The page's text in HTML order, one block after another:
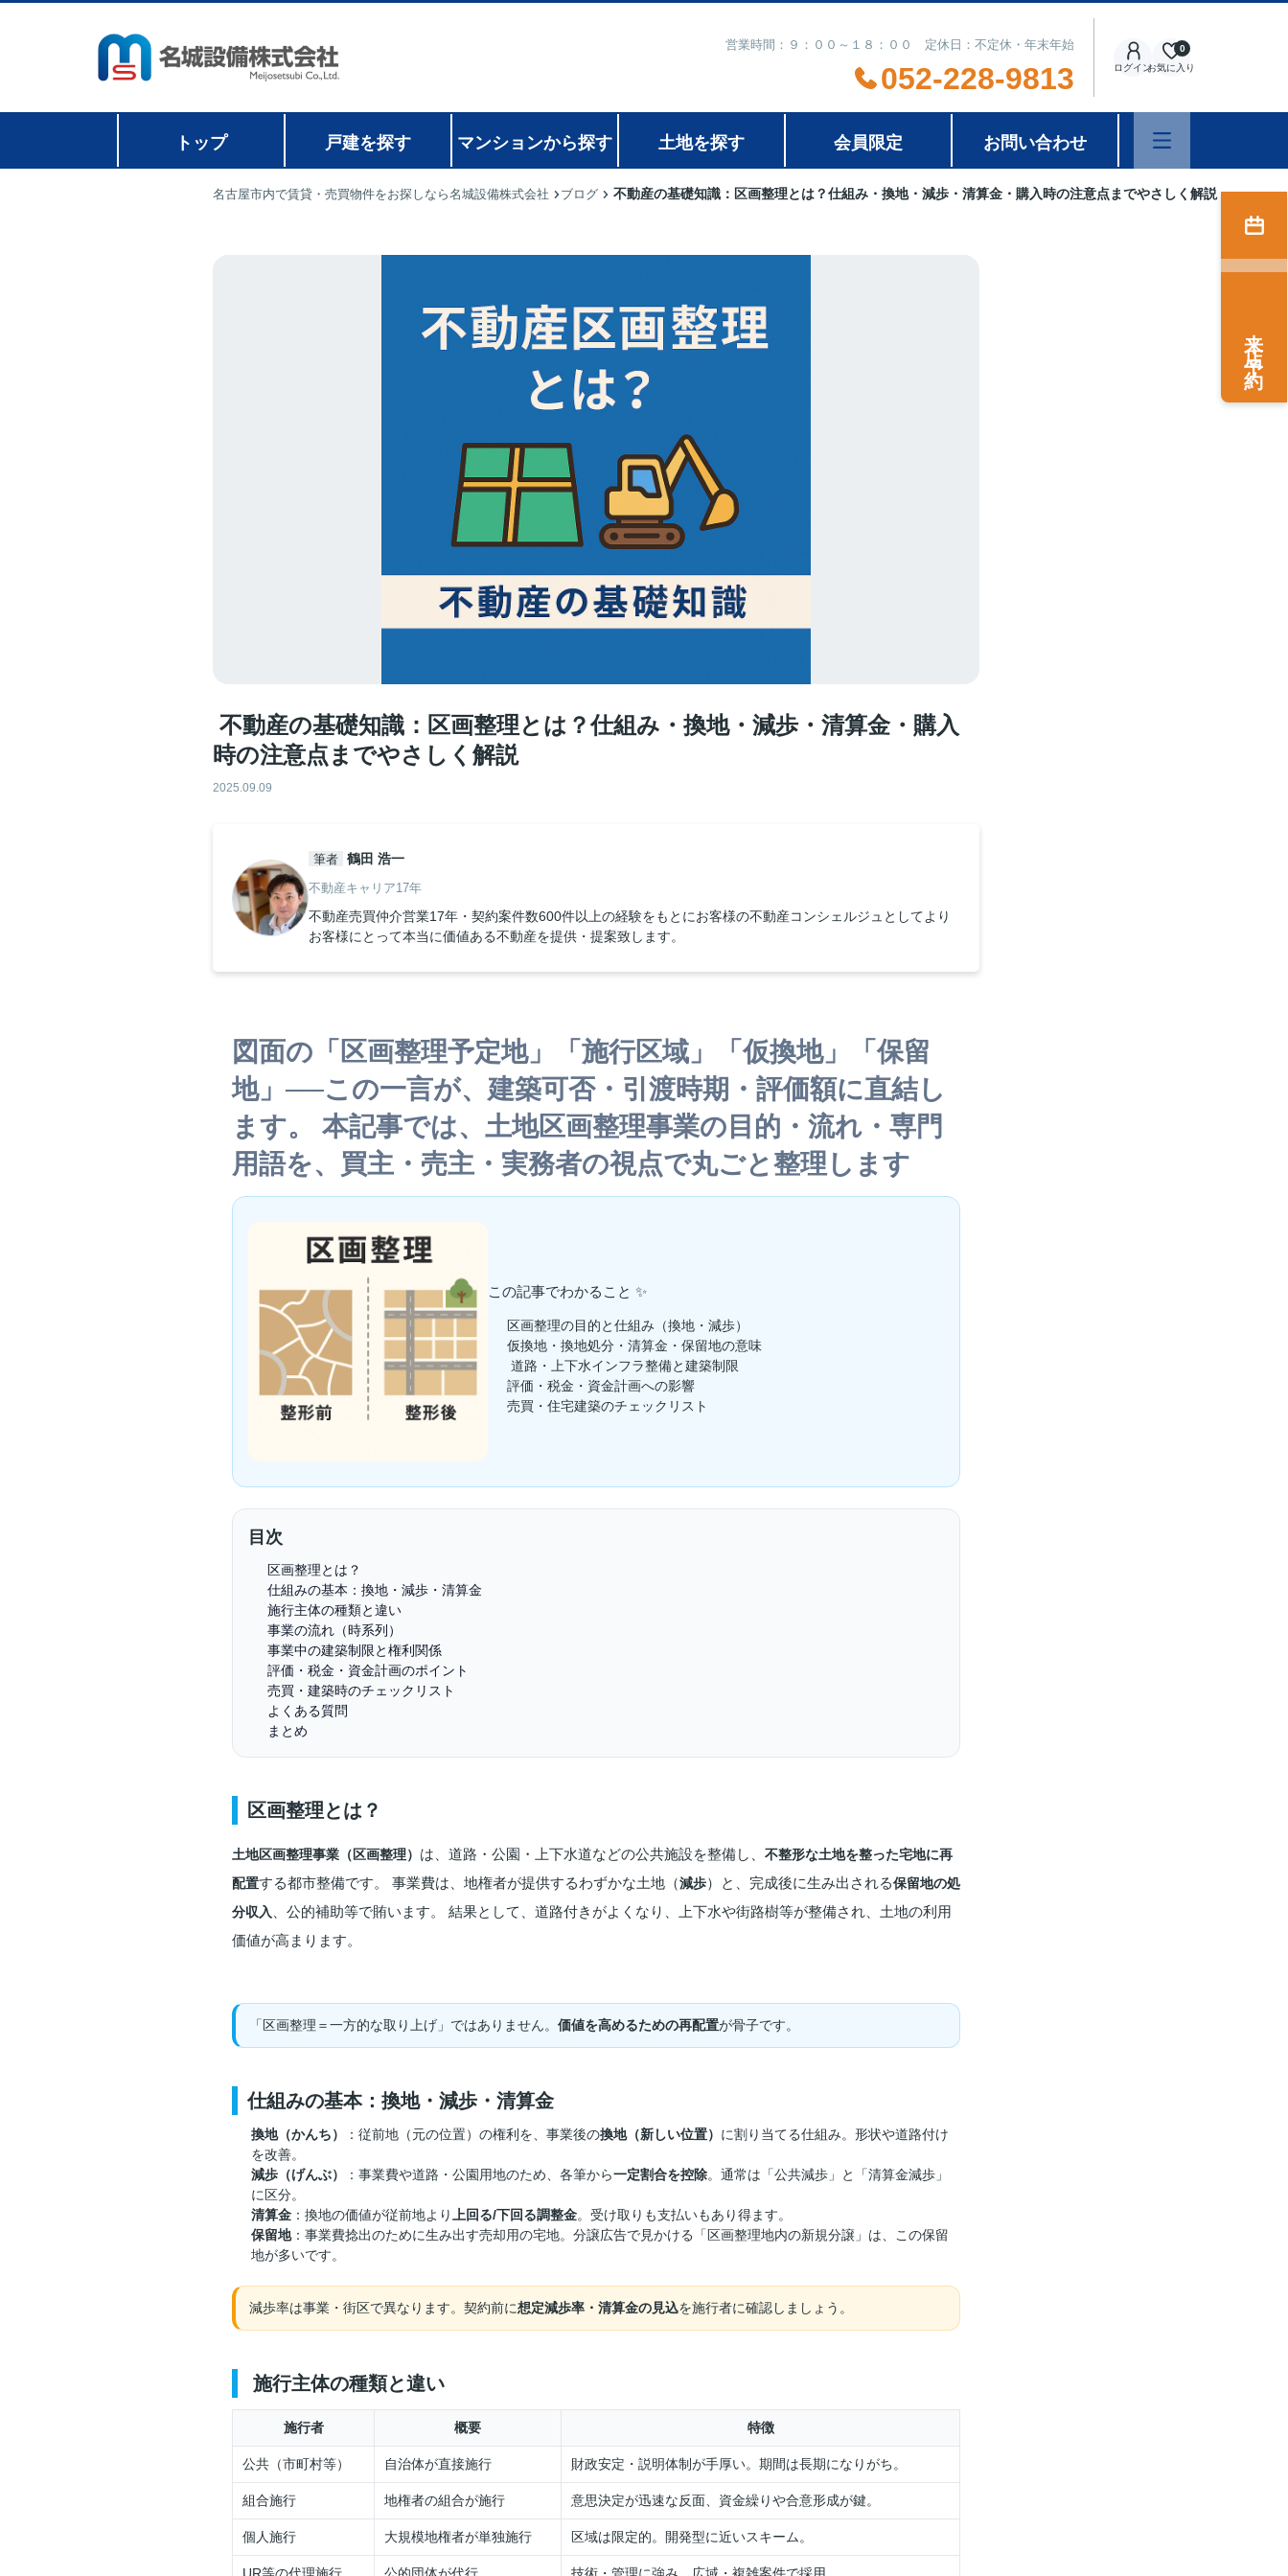
営業時間：９：００～１８：００ 定休日：不定休・年末年始
052-228-9813 ログインお気に入り
0
トップ 戸建を探す マンションから探す 土地を探す 会員限定 お問い合わせ
名古屋市内で賃貸・売買物件をお探しなら名城設備株式会社 ブログ ️ 不動産の基礎知識：区画整理とは？仕組み・換地・減歩・清算金・購入時の注意点までやさしく解説
️ 不動産の基礎知識：区画整理とは？仕組み・換地・減歩・清算金・購入
時の注意点までやさしく解説
2025.09.09
筆者 鶴田 浩一
不動産キャリア17年
不動産売買仲介営業17年・契約案件数600件以上の経験をもとにお客様の不動産コンシェルジュとしてより
お客様にとって本当に価値ある不動産を提供・提案致します。
図面の「区画整理予定地」「施行区域」「仮換地」「保留
地」──この一言が、建築可否・引渡時期・評価額に直結し
ます。 本記事では、土地区画整理事業の目的・流れ・専門
用語を、買主・売主・実務者の視点で丸ごと整理します
この記事でわかること ✨
区画整理の目的と仕組み（換地・減歩）
仮換地・換地処分・清算金・保留地の意味
️ 道路・上下水インフラ整備と建築制限
評価・税金・資金計画への影響
売買・住宅建築のチェックリスト
目次
区画整理とは？
仕組みの基本：換地・減歩・清算金
施行主体の種類と違い
事業の流れ（時系列）
事業中の建築制限と権利関係
評価・税金・資金計画のポイント
売買・建築時のチェックリスト
よくある質問
まとめ
区画整理とは？
土地区画整理事業（区画整理） は、道路・公園・上下水道などの公共施設を整備し、 不整形な土地を整った宅地に再
配置する都市整備です。 事業費は、地権者が提供するわずかな土地（減歩）と、完成後に生み出される保留地の処
分収入
、公的補助等で賄います。 結果として、道路付きがよくなり、上下水や街路樹等が整備され、土地の利用
価値が高まります。
「区画整理＝一方的な取り上げ」ではありません。 価値を高めるための再配置が骨子です。
仕組みの基本：換地・減歩・清算金
換地（かんち） ：従前地（元の位置）の権利を、事業後の換地（新しい位置） に割り当てる仕組み。形状や道路付け
を改善。
減歩（げんぶ）
：事業費や道路・公園用地のため、各筆から一定割合を控除。通常は「公共減歩」と「清算金減歩」
に区分。
清算金：換地の価値が従前地より 上回る/下回る調整金。受け取りも支払いもあり得ます。
保留地：事業費捻出のために生み出す売却用の宅地。分譲広告で見かける「区画整理地内の新規分譲」は、この保留
地が多いです。
減歩率は事業・街区で異なります。契約前に想定減歩率・清算金の見込を施行者に確認しましょう。
️ 施行主体の種類と違い
施行者 概要 特徴
公共（市町村等） 自治体が直接施行 財政安定・説明体制が手厚い。期間は長期になりがち。
組合施行 地権者の組合が施行 意思決定が迅速な反面、資金繰りや合意形成が鍵。
個人施行 大規模地権者が単独施行 区域は限定的。開発型に近いスキーム。
来店予約